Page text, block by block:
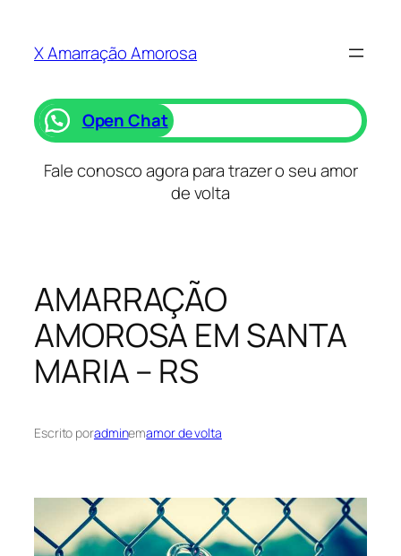
X Amarração Amorosa
Open Chat
Fale conosco agora para trazer o seu amor
de volta
AMARRAÇÃO
AMOROSA EM SANTA
MARIA – RS
Escrito poradminemamor de volta